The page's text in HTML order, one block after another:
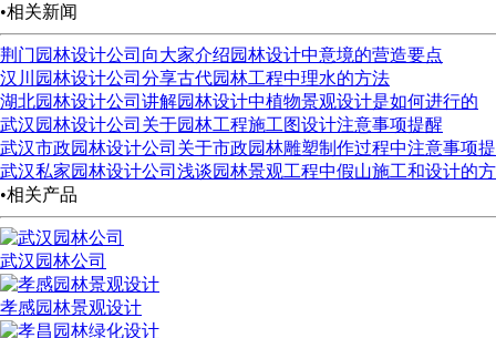
•相关新闻
荆门园林设计公司向大家介绍园林设计中意境的营造要点
汉川园林设计公司分享古代园林工程中理水的方法
湖北园林设计公司讲解园林设计中植物景观设计是如何进行的
武汉园林设计公司关于园林工程施工图设计注意事项提醒
武汉市政园林设计公司关于市政园林雕塑制作过程中注意事项
武汉私家园林设计公司浅谈园林景观工程中假山施工和设计的
•相关产品
武汉园林公司
孝感园林景观设计